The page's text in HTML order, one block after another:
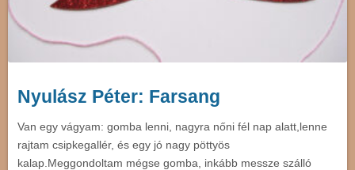
Nyulász Péter: Farsang
Van egy vágyam: gomba lenni, nagyra nőni fél nap alatt,lenne
rajtam csipkegallér, és egy jó nagy pöttyös
kalap.Meggondoltam mégse gomba, inkább messze szálló